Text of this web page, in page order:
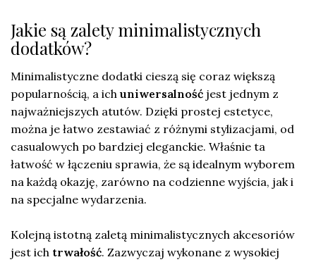
Jakie są zalety minimalistycznych
dodatków?
Minimalistyczne dodatki cieszą się coraz większą
popularnością, a ich uniwersalność jest jednym z
najważniejszych atutów. Dzięki prostej estetyce,
można je łatwo zestawiać z różnymi stylizacjami, od
casualowych po bardziej eleganckie. Właśnie ta
łatwość w łączeniu sprawia, że są idealnym wyborem
na każdą okazję, zarówno na codzienne wyjścia, jak i
na specjalne wydarzenia.
Kolejną istotną zaletą minimalistycznych akcesoriów
jest ich trwałość. Zazwyczaj wykonane z wysokiej